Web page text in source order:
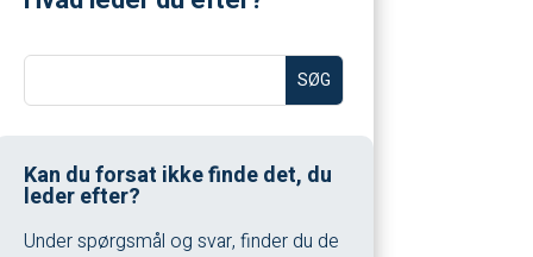
Kan du forsat ikke finde det, du
leder efter?
Under spørgsmål og svar, finder du de